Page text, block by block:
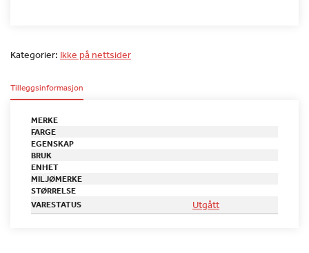
Kategorier: Ikke på nettsider
Tilleggsinformasjon
MERKE
FARGE
EGENSKAP
BRUK
ENHET
MILJØMERKE
STØRRELSE
VARESTATUS
Utgått